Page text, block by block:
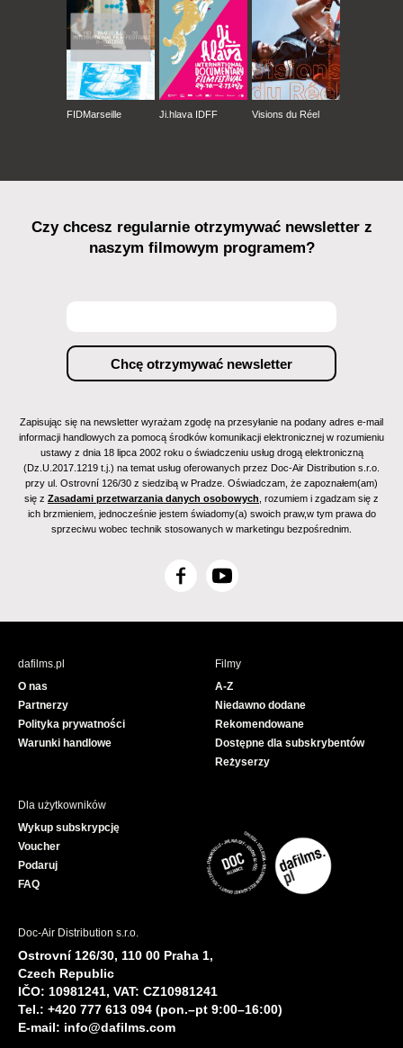
FIDMarseille Ji.hlava IDFF Visions du Réel
Czy chcesz regularnie otrzymywać newsletter z
naszym filmowym programem?
Zapisując się na newsletter wyrażam zgodę na przesyłanie na podany adres e-mail
informacji handlowych za pomocą środków komunikacji elektronicznej w rozumieniu
ustawy z dnia 18 lipca 2002 roku o świadczeniu usług drogą elektroniczną
(Dz.U.2017.1219 t.j.) na temat usług oferowanych przez Doc-Air Distribution s.r.o.
przy ul. Ostrovní 126/30 z siedzibą w Pradze. Oświadczam, że zapoznałem(am)
się z Zasadami przetwarzania danych osobowych , rozumiem i zgadzam się z
ich brzmieniem, jednocześnie jestem świadomy(a) swoich praw,w tym prawa do
sprzeciwu wobec technik stosowanych w marketingu bezpośrednim.
F
c
Y
u
e
dafilms.pl
O nas
Partnerzy
Polityka prywatności
Warunki handlowe
Filmy
A-Z
Niedawno dodane
Rekomendowane
Dostępne dla subskrybentów
Reżyserzy
Dla użytkowników
Wykup subskrypcję
Voucher
Podaruj
FAQ
Doc-Air Distribution s.r.o.
Ostrovní 126/30, 110 00 Praha 1,
Czech Republic
IČO: 10981241, VAT: CZ10981241
Tel.: +420 777 613 094 (pon.–pt 9:00–16:00)
E-mail: info@dafilms.com